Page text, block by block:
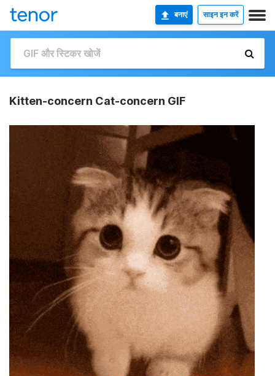
बनाएं साइन इन करें
Kitten-concern Cat-concern GIF